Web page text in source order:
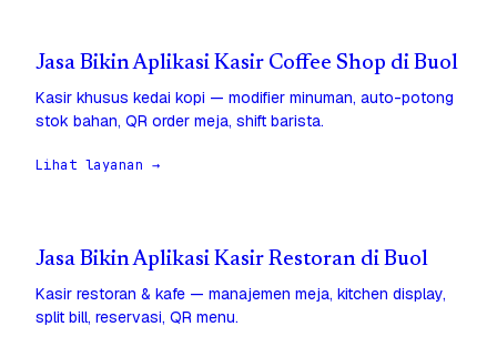
Jasa Bikin Aplikasi Kasir Coffee Shop di Buol
Kasir khusus kedai kopi — modifier minuman, auto-potong
stok bahan, QR order meja, shift barista.
Lihat layanan →
Jasa Bikin Aplikasi Kasir Restoran di Buol
Kasir restoran & kafe — manajemen meja, kitchen display,
split bill, reservasi, QR menu.